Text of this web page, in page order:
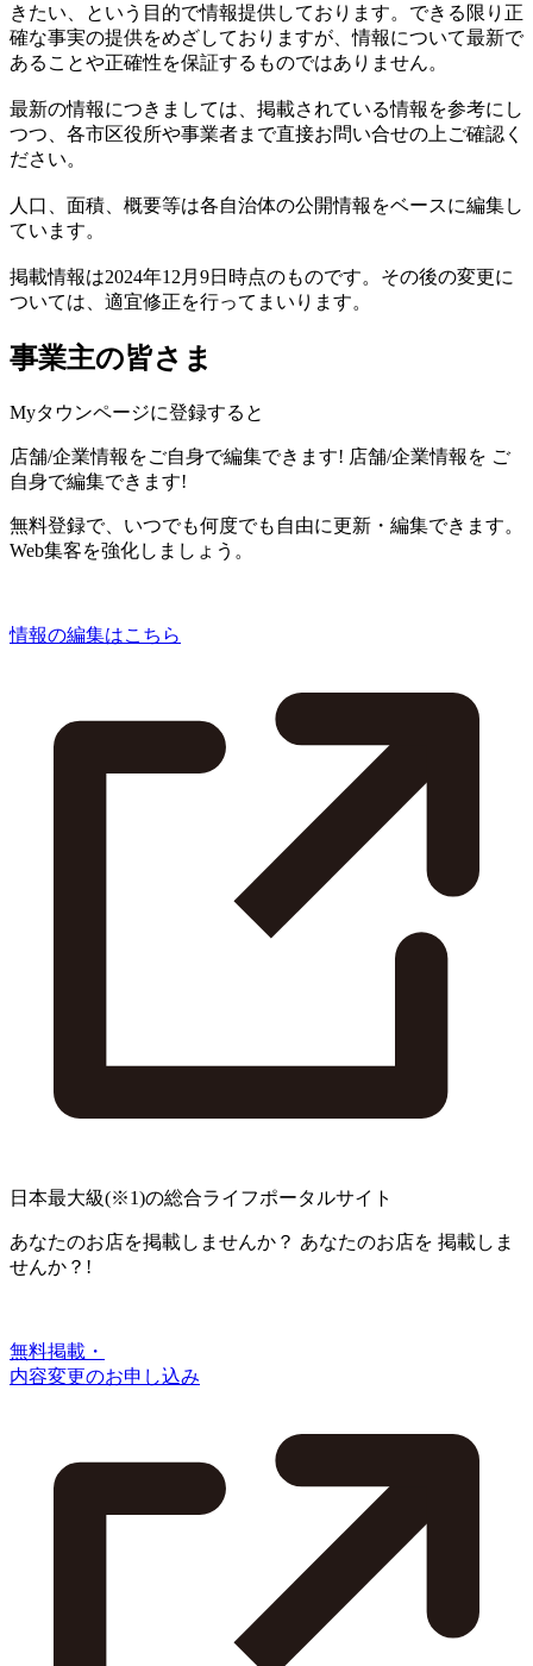
きたい、という目的で情報提供しております。できる限り正
確な事実の提供をめざしておりますが、情報について最新で
あることや正確性を保証するものではありません。
最新の情報につきましては、掲載されている情報を参考にし
つつ、各市区役所や事業者まで直接お問い合せの上ご確認く
ださい。
人口、面積、概要等は各自治体の公開情報をベースに編集し
ています。
掲載情報は2024年12月9日時点のものです。その後の変更に
ついては、適宜修正を行ってまいります。
事業主の皆さま
Myタウンページに登録すると
店舗/企業情報をご自身で編集できます! 店舗/企業情報を ご
自身で編集できます!
無料登録で、いつでも何度でも自由に更新・編集できます。
Web集客を強化しましょう。
情報の編集はこちら
日本最大級(※1)の総合ライフポータルサイト
あなたのお店を掲載しませんか？ あなたのお店を 掲載しま
せんか？!
無料掲載・
内容変更のお申し込み